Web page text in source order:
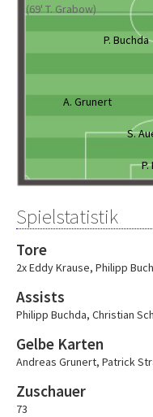
(69' T. Grabow)
P. Buchda
A. Grunert
S.
Spielstatistik
Tore
2x Eddy Krause, Philipp
Assists
Philipp Buchda, Christian
Gelbe Karten
Andreas Grunert, Patrick
Zuschauer
73